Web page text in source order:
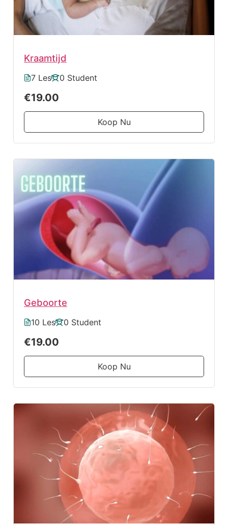
Kraamtijd
7 Les 0 Student
€19.00
Koop Nu
Geboorte
10 Les 0 Student
€19.00
Koop Nu